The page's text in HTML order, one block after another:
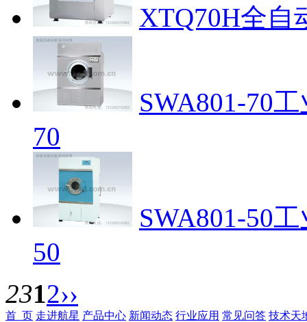
XTQ70H全自
SWA801-70
70
SWA801-50
50
2312››
首 页 走进航星 产品中心 新闻动态 行业应用 常见问答 技术天